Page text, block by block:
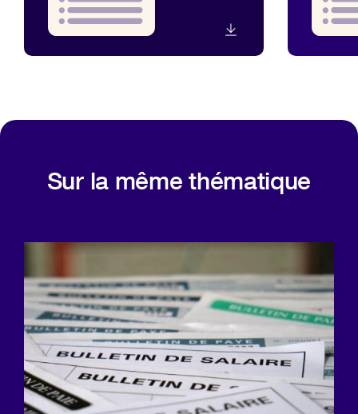
Sur la même thématique